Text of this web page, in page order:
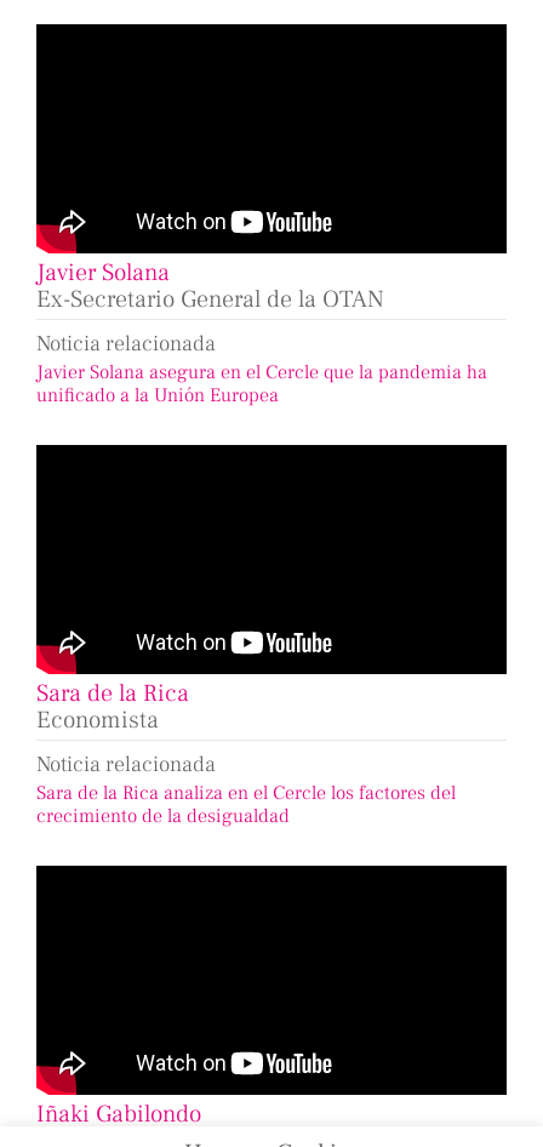
Javier Solana
Ex-Secretario General de la OTAN
Noticia relacionada
Javier Solana asegura en el Cercle que la pandemia ha
unificado a la Unión Europea
Sara de la Rica
Economista
Noticia relacionada
Sara de la Rica analiza en el Cercle los factores del
crecimiento de la desigualdad
Iñaki Gabilondo